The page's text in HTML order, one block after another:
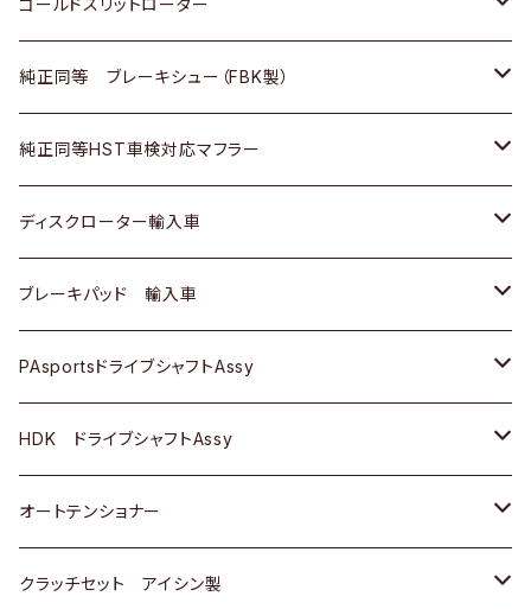
ＢＭＷ
三菱
スバル
マツダ
三菱
スバル
いすゞ
ダイハツ
マツダ
三菱
スバル
ＢＥＮＺ
日産
ダイハツ
マツダ
三菱
スバル
日産
いすゞ
ダイハツ
マツダ
三菱
スバル
ホンダ
スズキ
日産
ダイハツ
マツダ
三菱
スバル
ゴールドスリットローター
トヨタ
ホンダ
スズキ
日産
ダイハツ
マツダ
三菱
スバル
純正同等 ブレーキシュー（FBK製）
ホンダ
スズキ
日産
ダイハツ
マツダ
三菱
スバル
純正同等HST車検対応マフラー
トヨタ
ホンダ
スズキ
日産
いすゞ
ダイハツ
ディスクローター輸入車
ＡＵＤＩ
ＢＥＮＺ
ＢＭＷ
GOLF
ＷＡＧＥＮ
ブレーキパッド 輸入車
ＢＥＮＺ
ＢＭＷ
ＷＡＧＥＮ
ＶＯＬＶＯ
PAsportsドライブシャフトAssy
トヨタ
ホンダ
スズキ
HDK ドライブシャフトAssy
スズキ
ダイハツ
オートテンショナー
トヨタ
クラッチセット アイシン製